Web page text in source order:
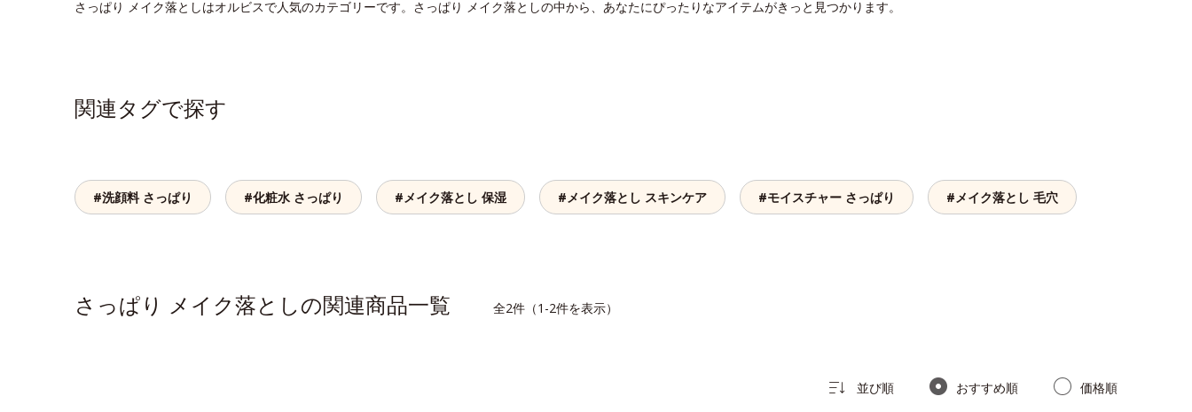
さっぱり メイク落としはオルビスで人気のカテゴリーです。さっぱり メイク落としの中から、あなたにぴったりなアイテムがきっと見つかります。
関連タグで探す
#洗顔料 さっぱり #化粧水 さっぱり #メイク落とし 保湿 #メイク落とし スキンケア #モイスチャー さっぱり #メイク落とし 毛穴
さっぱり メイク落としの関連商品一覧 全2件（1-2件を表示）
並び順 おすすめ順 価格順